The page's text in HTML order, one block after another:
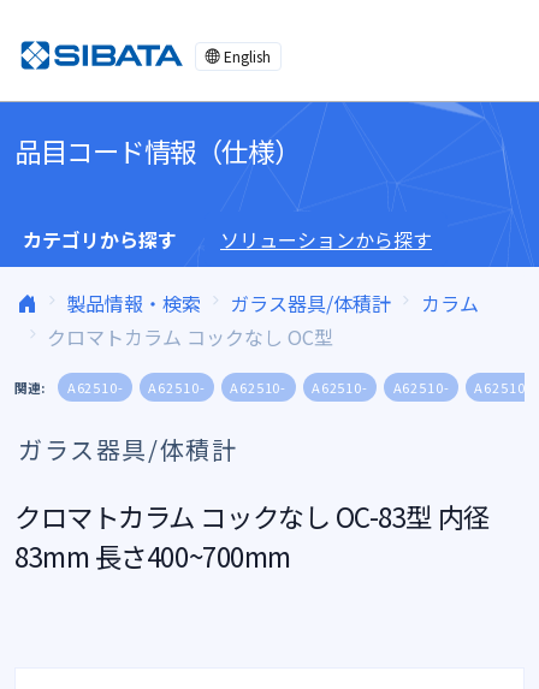
English
品目コード情報（仕様）
カテゴリから探す ソリューションから探す
製品情報・検索 ガラス器具/体積計
カラム
クロマトカラム コックなし OC型
関連: A62510- A62510- A62510- A62510- A62510- A62510-
ガラス器具/体積計
クロマトカラム コックなし OC-83型 内径
83mm 長さ400~700mm